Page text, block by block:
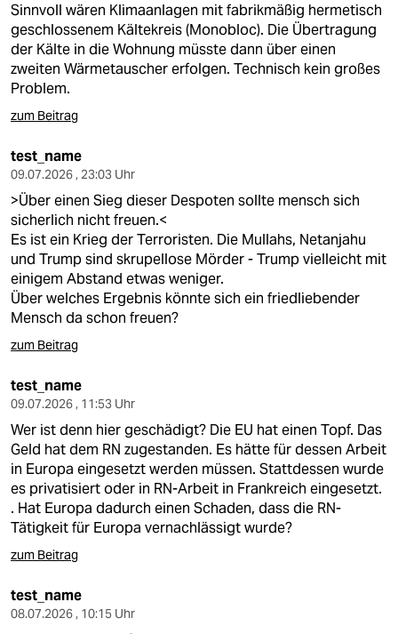
Sinnvoll wären Klimaanlagen mit fabrikmäßig hermetisch
geschlossenem Kältekreis (Monobloc). Die Übertragung
der Kälte in die Wohnung müsste dann über einen
zweiten Wärmetauscher erfolgen. Technisch kein großes
Problem.
zum Beitrag
test_name
09.07.2026 , 23:03 Uhr
>Über einen Sieg dieser Despoten sollte mensch sich
sicherlich nicht freuen.<
Es ist ein Krieg der Terroristen. Die Mullahs, Netanjahu
und Trump sind skrupellose Mörder - Trump vielleicht mit
einigem Abstand etwas weniger.
Über welches Ergebnis könnte sich ein friedliebender
Mensch da schon freuen?
zum Beitrag
test_name
09.07.2026 , 11:53 Uhr
Wer ist denn hier geschädigt? Die EU hat einen Topf. Das
Geld hat dem RN zugestanden. Es hätte für dessen Arbeit
in Europa eingesetzt werden müssen. Stattdessen wurde
es privatisiert oder in RN-Arbeit in Frankreich eingesetzt.
. Hat Europa dadurch einen Schaden, dass die RN-
Tätigkeit für Europa vernachlässigt wurde?
zum Beitrag
test_name
08.07.2026 , 10:15 Uhr